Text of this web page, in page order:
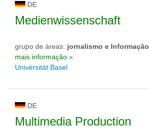
DE
Medienwissenschaft
grupo de áreas: jornalismo e Informação
mais informação »
Universität Basel
DE
Multimedia Production